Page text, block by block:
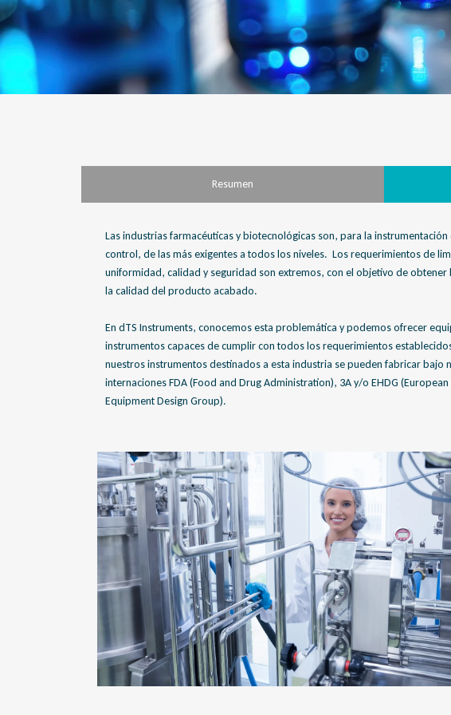
Resumen
Las industrias farmacéuticas y biotecnológicas son, para la
control, de las más exigentes a todos los niveles. Los requerimientos de
uniformidad, calidad y seguridad son extremos, con el objetivo de obtener
la calidad del producto acabado.
En dTS Instruments, conocemos esta problemática y podemos ofrecer
instrumentos capaces de cumplir con todos los requerimientos
nuestros instrumentos destinados a esta industria se pueden fabricar bajo
internaciones FDA (Food and Drug Administration), 3A y/o EHDG (European
Equipment Design Group).